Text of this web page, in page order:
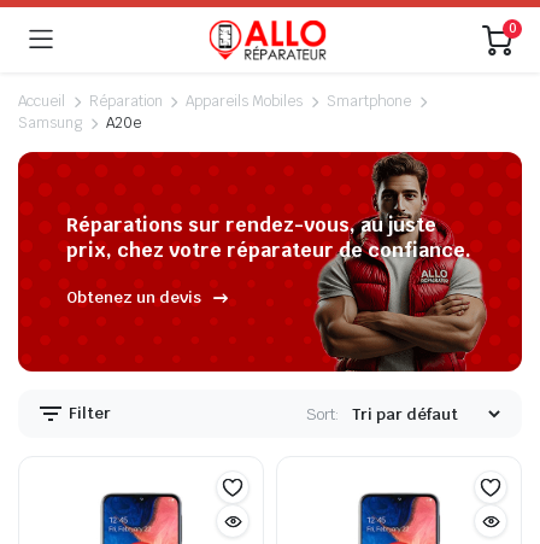
0
Accueil Réparation Appareils Mobiles
Smartphone
Samsung
A20e
Réparations sur rendez-vous, au juste
prix, chez votre réparateur de confiance.
Obtenez un devis
Filter Sort: